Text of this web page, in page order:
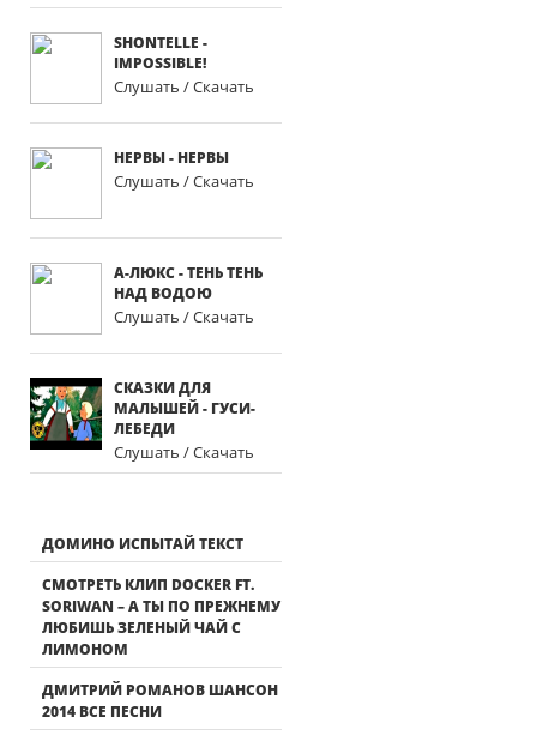
SHONTELLE -
IMPOSSIBLE!
Слушать / Скачать
НЕРВЫ - НЕРВЫ
Слушать / Скачать
А-ЛЮКС - ТЕНЬ ТЕНЬ
НАД ВОДОЮ
Слушать / Скачать
СКАЗКИ ДЛЯ
МАЛЫШЕЙ - ГУСИ-
ЛЕБЕДИ
Слушать / Скачать
ДОМИНО ИСПЫТАЙ ТЕКСТ
СМОТРЕТЬ КЛИП DOCKER FT.
SORIWAN – А ТЫ ПО ПРЕЖНЕМУ
ЛЮБИШЬ ЗЕЛЕНЫЙ ЧАЙ С
ЛИМОНОМ
ДМИТРИЙ РОМАНОВ ШАНСОН
2014 ВСЕ ПЕСНИ